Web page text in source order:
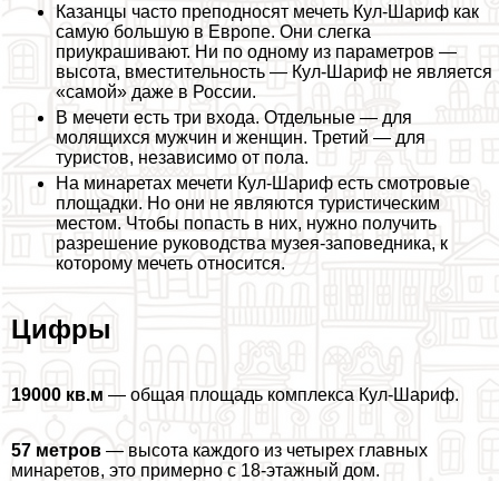
Казанцы часто преподносят мечеть Кул-Шариф как
самую большую в Европе. Они слегка
приукрашивают. Ни по одному из параметров —
высота, вместительность — Кул-Шариф не является
«самой» даже в России.
В мечети есть три входа. Отдельные — для
молящихся мужчин и женщин. Третий — для
туристов, независимо от пола.
На минаретах мечети Кул-Шариф есть смотровые
площадки. Но они не являются туристическим
местом. Чтобы попасть в них, нужно получить
разрешение руководства музея-заповедника, к
которому мечеть относится.
Цифры
19000 кв.м — общая площадь комплекса Кул-Шариф.
57 метров — высота каждого из четырех главных
минаретов, это примерно с 18-этажный дом.